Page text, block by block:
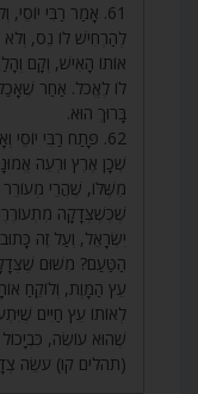
61. אָמַר רַבִּי
לְהַרְחִישׁ לוֹ נֵס, וְלֹא
אוֹתוֹ הָאִישׁ, וְקָם
לוֹ לֶאֱכֹל. אַחַר
בָּרוּךְ הוּא.
62. פָּתַח רַבִּי
שְׁכָן אֶרֶץ וּרְעֵה
מִשֶּׁלּוֹ, שֶׁהֲרֵי
שֶׁכְּשֶׁצְּדָקָה
יִשְׂרָאֵל, וְעַל זֶה
הַטַּעַם? מִשּׁוּם
עֵץ הַמָּוֶת, וְלוֹקֵחַ
לְאוֹתוֹ עֵץ חַיִּים
שֶׁהוּא עוֹשֶׂה,
(תהלים קו) עֹשֵׂה